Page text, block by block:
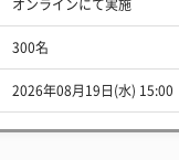
オンラインにて実施
300名
2026年08月19日(水) 15:00